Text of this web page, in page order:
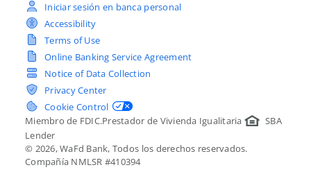
Iniciar sesión en banca personal
Accessibility
Terms of Use
Online Banking Service Agreement
Notice of Data Collection
Privacy Center
Cookie Control
Miembro de FDIC.Prestador de Vivienda Igualitaria
SBA
Lender
© 2026, WaFd Bank, Todos los derechos reservados.
Compañía NMLSR #410394